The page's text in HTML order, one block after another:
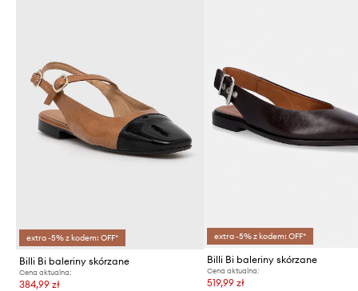
extra -5% z kodem: OFF*
Billi Bi baleriny skórzane
Cena aktualna:
384,99 zł
extra -5% z kodem: OFF*
Billi Bi baleriny skórzane
Cena aktualna:
519,99 zł